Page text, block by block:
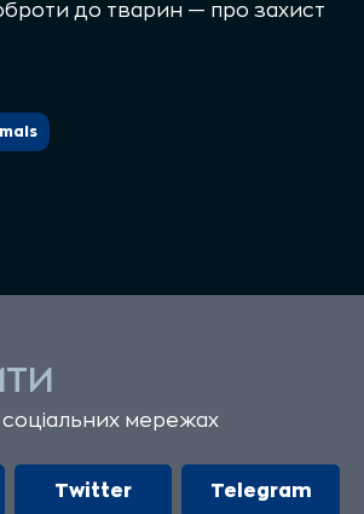
до тварин — про захист
соціальних мережах
Twitter Telegram